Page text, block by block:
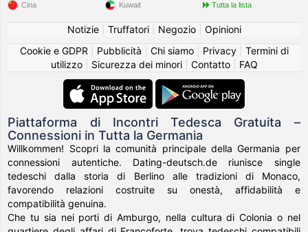
Cina Kuwait Tutta la lista
Notizie| Truffatori| Negozio| Opinioni
Cookie e GDPR
Pubblicità Chi siamo| Privacy| Termini di
utilizzo| Sicurezza dei minori| Contatto| FAQ
Piattaforma di Incontri Tedesca Gratuita –
Connessioni in Tutta la Germania
Willkommen! Scopri la comunità principale della Germania per
connessioni autentiche. Dating-deutsch.de riunisce single
tedeschi dalla storia di Berlino alle tradizioni di Monaco,
favorendo relazioni costruite su onestà, affidabilità e
compatibilità genuina.
Che tu sia nei porti di Amburgo, nella cultura di Colonia o nel